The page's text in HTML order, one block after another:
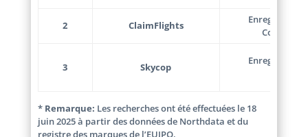
2 ClaimFlights Enregistrée le
3 Skycop
Enregistrée
* Remarque: Les recherches ont été effectuées le 18
juin 2025 à partir des données de Northdata et du
registre des marques de l’EUIPO.